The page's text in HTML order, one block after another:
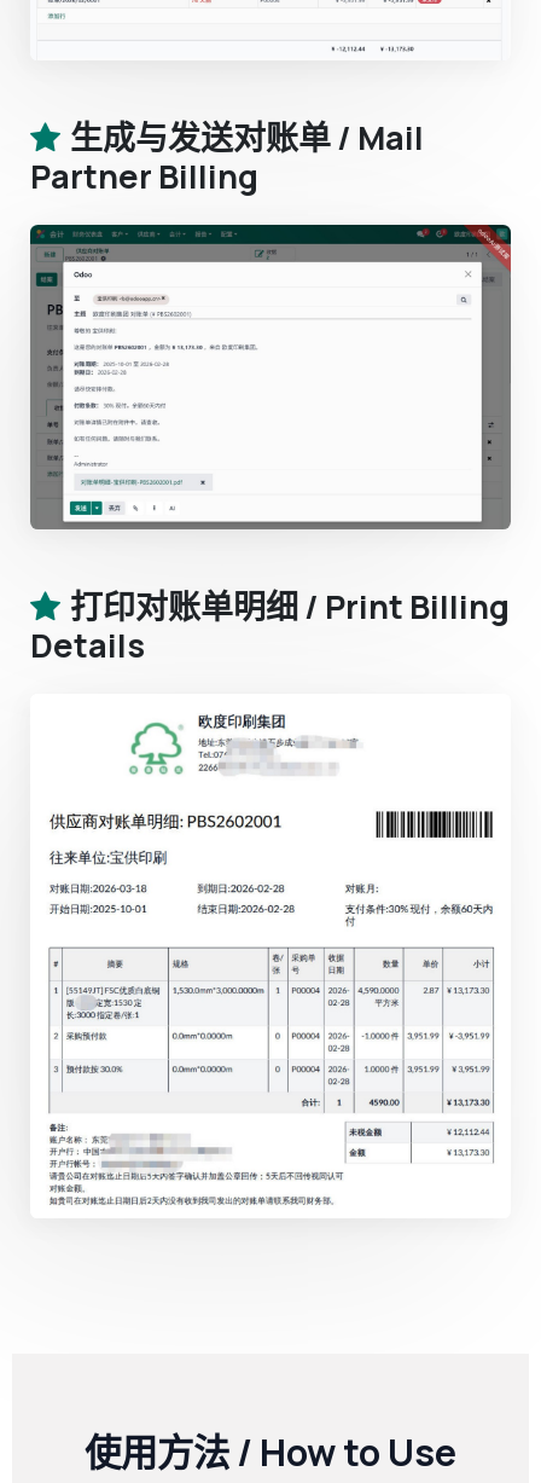
生成与发送对账单 / Mail
Partner Billing
打印对账单明细 / Print Billing
Details
使用方法 / How to Use